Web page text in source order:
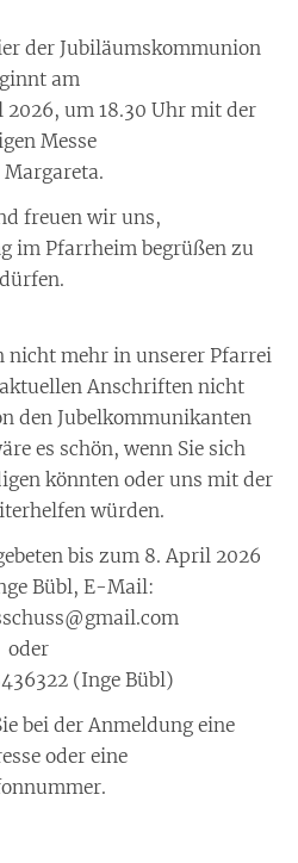
der Jubiläumskommunion
am
2026, um 18.30 Uhr mit der
Messe
Margareta.
freuen wir uns,
im Pfarrheim begrüßen zu
dürfen.
nicht mehr in unserer Pfarrei
Anschriften nicht
den Jubelkommunikanten
es schön, wenn Sie sich
könnten oder uns mit der
würden.
bis zum 8. April 2026
Bübl, E-Mail:
oder
(Inge Bübl)
bei der Anmeldung eine
oder eine